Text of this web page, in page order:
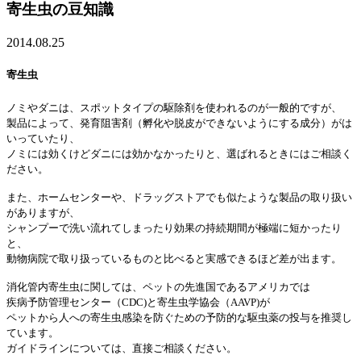
寄生虫の豆知識
2014.08.25
寄生虫
ノミやダニは、スポットタイプの駆除剤を使われるのが一般的ですが、
製品によって、発育阻害剤（孵化や脱皮ができないようにする成分）がは
いっていたり、
ノミには効くけどダニには効かなかったりと、選ばれるときにはご相談く
ださい。
また、ホームセンターや、ドラッグストアでも似たような製品の取り扱い
がありますが、
シャンプーで洗い流れてしまったり効果の持続期間が極端に短かったり
と、
動物病院で取り扱っているものと比べると実感できるほど差が出ます。
消化管内寄生虫に関しては、ペットの先進国であるアメリカでは
疾病予防管理センター（CDC)と寄生虫学協会（AAVP)が
ペットから人への寄生虫感染を防ぐための予防的な駆虫薬の投与を推奨し
ています。
ガイドラインについては、直接ご相談ください。